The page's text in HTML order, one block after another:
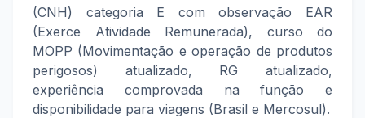
(CNH) categoria E com observação EAR
(Exerce Atividade Remunerada), curso do
MOPP (Movimentação e operação de produtos
perigosos) atualizado, RG atualizado,
experiência comprovada na função e
disponibilidade para viagens (Brasil e Mercosul).